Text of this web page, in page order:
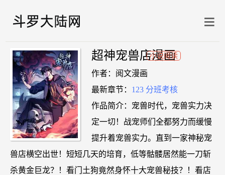
小说阅读
超神宠兽店漫画
作者：阅文漫画
最新章节： 123 分班考核
作品简介：宠兽时代，宠兽实力决
定一切！战宠师们全都努力而缓慢
提升着宠兽实力。直到一家神秘宠
兽店横空出世！短短几天的培育，低等骷髅居然能一刀斩
杀黄金巨龙？！看门土狗竟然身怀十大宠兽秘技？！看店